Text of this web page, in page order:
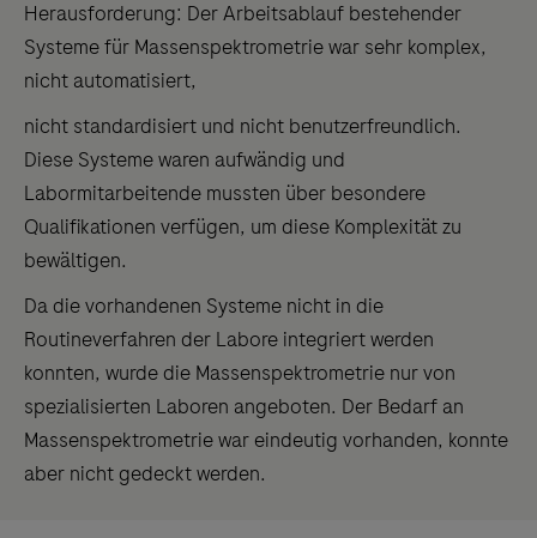
Herausforderung: Der Arbeitsablauf bestehender
Systeme für Massenspektrometrie war sehr komplex,
nicht automatisiert,
nicht standardisiert und nicht benutzerfreundlich.
Diese Systeme waren aufwändig und
Labormitarbeitende mussten über besondere
Qualifikationen verfügen, um diese Komplexität zu
bewältigen.
Da die vorhandenen Systeme nicht in die
Routineverfahren der Labore integriert werden
konnten, wurde die Massenspektrometrie nur von
spezialisierten Laboren angeboten. Der Bedarf an
Massenspektrometrie war eindeutig vorhanden, konnte
aber nicht gedeckt werden.